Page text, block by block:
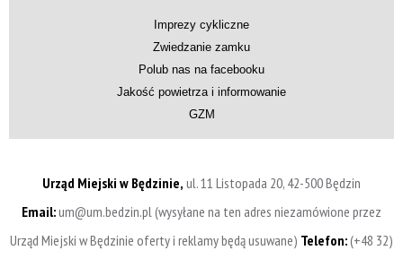
Imprezy cykliczne
Zwiedzanie zamku
Polub nas na facebooku
Jakość powietrza i informowanie
GZM
Urząd Miejski w Będzinie, ul. 11 Listopada 20, 42-500 Będzin
Email:um@um.bedzin.pl (wysyłane na ten adres niezamówione przez
Urząd Miejski w Będzinie oferty i reklamy będą usuwane) Telefon:(+48 32)